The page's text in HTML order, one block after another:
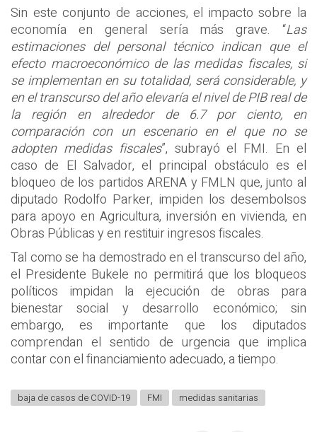
Sin este conjunto de acciones, el impacto sobre la
economía en general sería más grave. “Las
estimaciones del personal técnico indican que el
efecto macroeconómico de las medidas fiscales, si
se implementan en su totalidad, será considerable, y
en el transcurso del año elevaría el nivel de PIB real de
la región en alrededor de 6.7 por ciento, en
comparación con un escenario en el que no se
adopten medidas fiscales”, subrayó el FMI. En el
caso de El Salvador, el principal obstáculo es el
bloqueo de los partidos ARENA y FMLN que, junto al
diputado Rodolfo Parker, impiden los desembolsos
para apoyo en Agricultura, inversión en vivienda, en
Obras Públicas y en restituir ingresos fiscales.
Tal como se ha demostrado en el transcurso del año,
el Presidente Bukele no permitirá que los bloqueos
políticos impidan la ejecución de obras para
bienestar social y desarrollo económico; sin
embargo, es importante que los diputados
comprendan el sentido de urgencia que implica
contar con el financiamiento adecuado, a tiempo.
baja de casos de COVID-19 FMI medidas sanitarias